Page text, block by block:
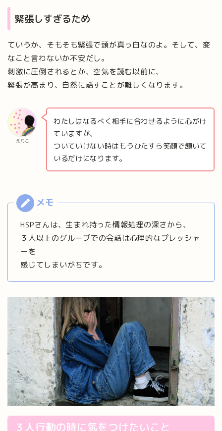
緊張しすぎるため
ていうか、そもそも緊張で頭が真っ白なのよ。そして、変
なこと言わないか不安だし。
刺激に圧倒されるとか、空気を読む以前に、
緊張が高まり、自然に話すことが難しくなります。
えりこ
わたしはなるべく相手に合わせるように心がけ
ていますが、
ついていけない時はもうひたすら笑顔で頷いて
いるだけになります。
HSPさんは、生まれ持った情報処理の深さから、
３人以上のグループでの会話は心理的なプレッシャ
ーを
感じてしまいがちです。
３人行動の時に気をつけたいこと